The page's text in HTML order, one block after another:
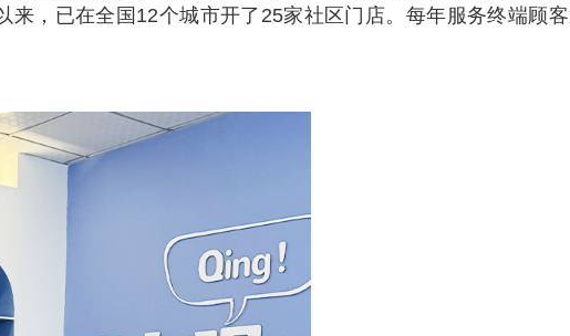
来，已在全国12个城市开了25家社区门店。每年服务终端顾